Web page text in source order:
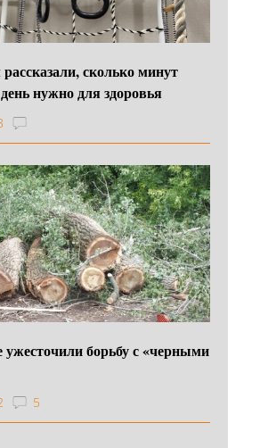
сколько минут
нужно для здоровья
борьбу с «черными
5